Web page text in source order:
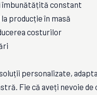
constant
producție în masă
costurilor
personalizate,
Fie că aveți nevoie de